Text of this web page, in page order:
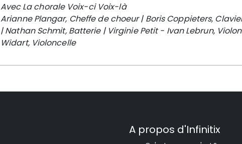
AvecLa chorale Voix-ci Voix-là
Arianne Plangar, Cheffe de choeur |Boris Coppieters,
|Nathan Schmit, Batterie | Virginie Petit - Ivan Lebrun,
Widart, Violoncelle
A propos d'Infinitix